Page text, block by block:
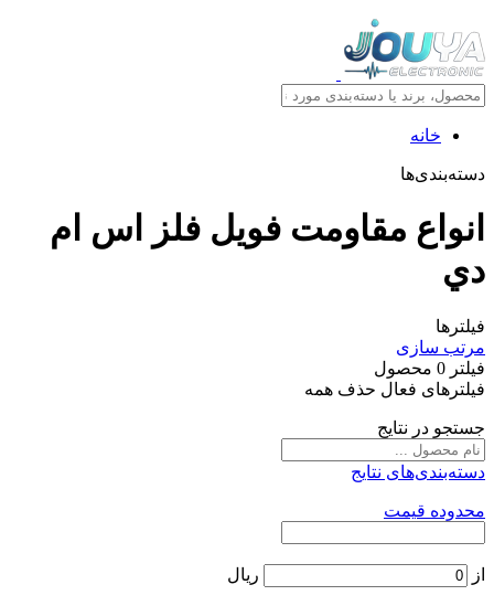
خانه
دسته‌بندی‌ها
انواع مقاومت فویل فلز اس ام
دي
فیلترها
مرتب سازی
فیلتر 0 محصول
فیلترهای فعال حذف همه
جستجو در نتایج
دسته‌بندی‌های نتایج
محدوده قیمت
از ریال